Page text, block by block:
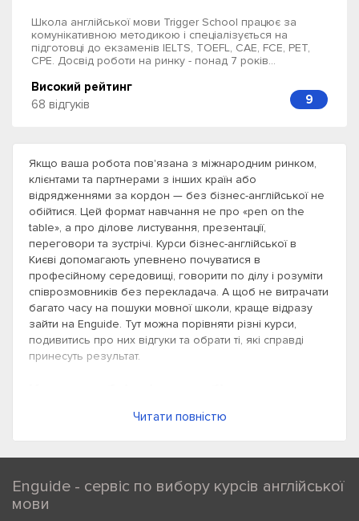
Якщо ваша робота пов'язана з міжнародним ринком,
клієнтами та партнерами з інших країн або
відрядженнями за кордон — без бізнес-англійської не
обійтися. Цей формат навчання не про «pen on the
table», а про ділове листування, презентації,
переговори та зустрічі. Курси бізнес-англійської в
Києві допомагають упевнено почуватися в
професійному середовищі, говорити по ділу і розуміти
співрозмовників без перекладача. А щоб не витрачати
багато часу на пошуки мовної школи, краще відразу
зайти на Enguide. Тут можна порівняти різні курси,
подивитись про них відгуки та обрати ті, які справді
принесуть результат.
Бізнес-англійська — це не академічна лексика і не
розмова про погоду. Це інструмент для тих, хто
курси просто необхідні, якщо ви:
Читати повністю
Школа англійської мови Trigger School працює за
комунікативною методикою і спеціалізується на
підготовці до екзаменів IELTS, TOEFL, CAE, FCE, PET,
CPE. Досвід роботи на ринку - понад 7 років...
Високий рейтинг
68 відгуків
9
Enguide - сервіс по вибору курсів англійської
мови